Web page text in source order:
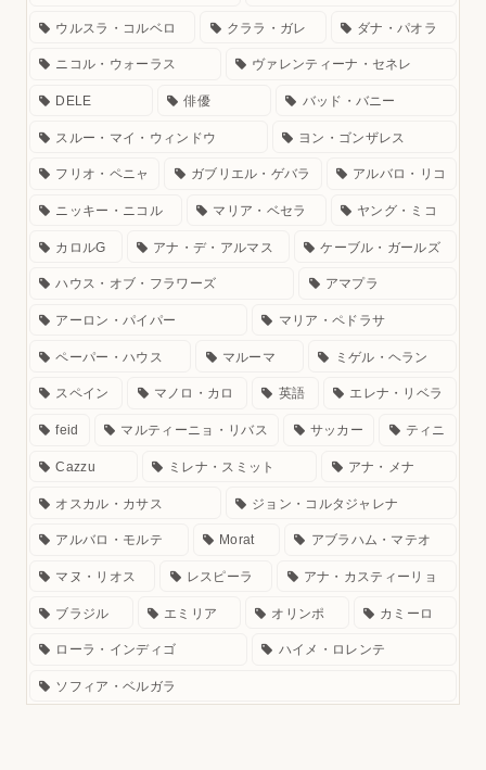
ウルスラ・コルベロ クララ・ガレ ダナ・パオラ
ニコル・ウォーラス ヴァレンティーナ・セネレ
DELE 俳優 バッド・バニー
スルー・マイ・ウィンドウ ヨン・ゴンザレス
フリオ・ペニャ ガブリエル・ゲバラ アルバロ・リコ
ニッキー・ニコル マリア・ベセラ ヤング・ミコ
カロルG アナ・デ・アルマス ケーブル・ガールズ
ハウス・オブ・フラワーズ アマプラ
アーロン・パイパー マリア・ペドラサ
ペーパー・ハウス マルーマ ミゲル・ヘラン
スペイン マノロ・カロ 英語 エレナ・リベラ
feid マルティーニョ・リバス サッカー ティニ
Cazzu ミレナ・スミット アナ・メナ
オスカル・カサス ジョン・コルタジャレナ
アルバロ・モルテ Morat アブラハム・マテオ
マヌ・リオス レスピーラ アナ・カスティーリョ
ブラジル エミリア オリンポ カミーロ
ローラ・インディゴ ハイメ・ロレンテ
ソフィア・ベルガラ